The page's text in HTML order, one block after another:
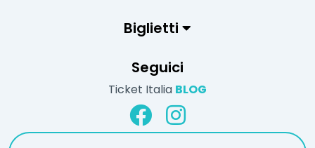
Biglietti
Seguici
Ticket Italia BLOG